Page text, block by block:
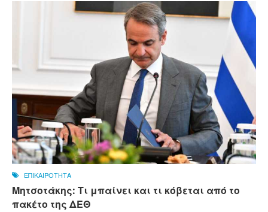
ΕΠΙΚΑΙΡΟΤΗΤΑ
Μητσοτάκης: Τι μπαίνει και τι κόβεται από το
πακέτο της ΔΕΘ